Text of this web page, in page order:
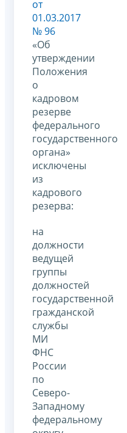
от
01.03.2017
№ 96
«Об
утверждении
Положения
о
кадровом
резерве
федерального
государственного
органа»
исключены
из
кадрового
резерва:
на
должности
ведущей
группы
должностей
государственной
гражданской
службы
МИ
ФНС
России
по
Северо-
Западному
федеральному